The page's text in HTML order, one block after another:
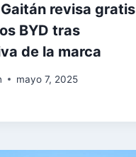
revisa gratis
BYD tras
de la marca
mayo 7, 2025